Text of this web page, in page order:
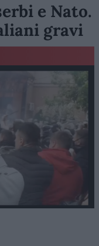
e Nato.
gravi